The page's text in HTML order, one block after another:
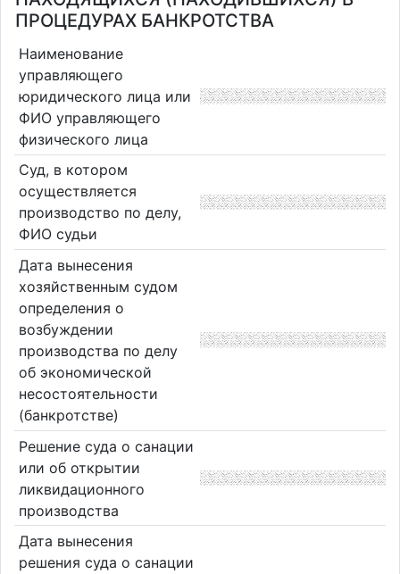
ПРОЦЕДУРАХ БАНКРОТСТВА
Наименование
управляющего
юридического лица или
ФИО управляющего
физического лица
Суд, в котором
осуществляется
производство по делу,
ФИО судьи
Дата вынесения
хозяйственным судом
определения о
возбуждении
производства по делу
об экономической
несостоятельности
(банкротстве)
Решение суда о санации
или об открытии
ликвидационного
производства
Дата вынесения
решения суда о санации